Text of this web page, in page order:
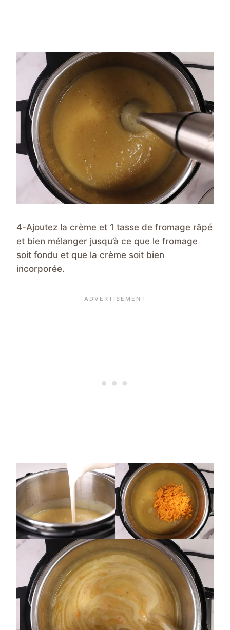
4-Ajoutez la crème et 1 tasse de fromage râpé
et bien mélanger jusqu’à ce que le fromage
soit fondu et que la crème soit bien
incorporée.